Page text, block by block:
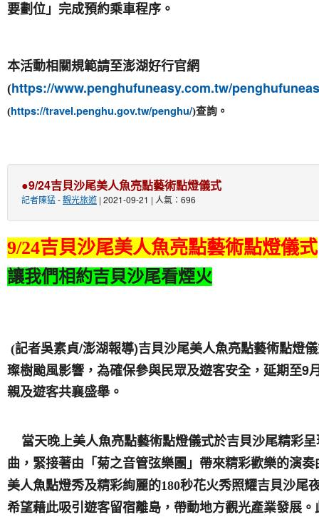
要劃位」完成預約乘車程序。
本活動相關規範請至澎湖好行官網
(https://www.penghufuneasy.com.tw/
(https://travel.penghu.gov.tw/penghu/)查詢。
●9/24吉貝沙尾美人魚亮點藝術點燈儀式
記者陳猛-觀光旅遊 | 2021-09-21 | 人氣：696
9/24吉貝沙尾美人魚亮點藝術點燈儀式
讓我們相約吉貝沙尾看煙火
(記者吳素貞/澎湖報導)吉貝沙尾美人魚亮點藝術點燈
璨樹颱風影響，為確保參與民眾及遊客安全，延期至9
親及遊客共襄盛舉。
當天晚上美人魚亮點藝術點燈儀式於吉貝沙尾精彩
曲，緊接著由「菊之音管弦樂團」帶來精彩歡樂的演
美人魚點燈秀及精彩絢麗的180秒花火秀照耀吉貝沙尾
希望藉此吸引遊客留宿離島，帶動地方觀光產業發展